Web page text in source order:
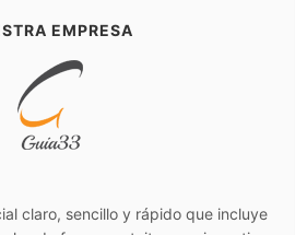
EMPRESA
claro, sencillo y rápido que incluye